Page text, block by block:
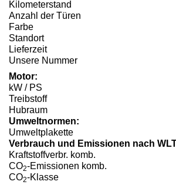
Kilometerstand
Anzahl der Türen
Farbe
Standort
Lieferzeit
Unsere Nummer
Motor:
kW / PS
Treibstoff
Hubraum
Umweltnormen:
Umweltplakette
Verbrauch und Emissionen nach
Kraftstoffverbr. komb.
CO2-Emissionen komb.
CO2-Klasse